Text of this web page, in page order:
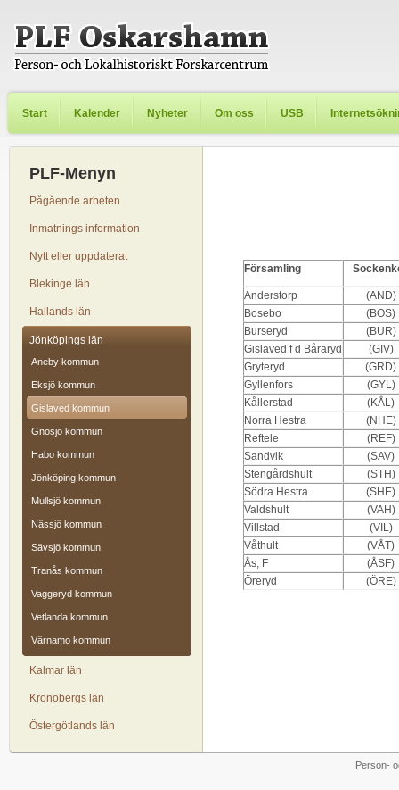
Start Kalender Nyheter Om oss USB
PLF-Menyn
Pågående arbeten
Inmatnings information
Nytt eller uppdaterat
Blekinge län
Hallands län
Jönköpings län
Aneby kommun
Eksjö kommun
Gislaved kommun
Gnosjö kommun
Habo kommun
Jönköping kommun
Mullsjö kommun
Nässjö kommun
Sävsjö kommun
Tranås kommun
Vaggeryd kommun
Vetlanda kommun
Värnamo kommun
Kalmar län
Kronobergs län
Östergötlands län
Församling
Anderstorp
(AND)
Bosebo
(BOS)
Burseryd
(BUR)
Gislaved f d Båraryd
(GIV)
Gryteryd
(GRD)
Gyllenfors
(GYL)
Kållerstad
(KÅL)
Norra Hestra
(NHE)
Reftele
(REF)
Sandvik
(SAV)
Stengårdshult
(STH)
Södra Hestra
(SHE)
Valdshult
(VAH)
Villstad
(VIL)
Våthult
(VÅT)
Ås, F
(ÅSF)
Öreryd
(ÖRE)
Person-